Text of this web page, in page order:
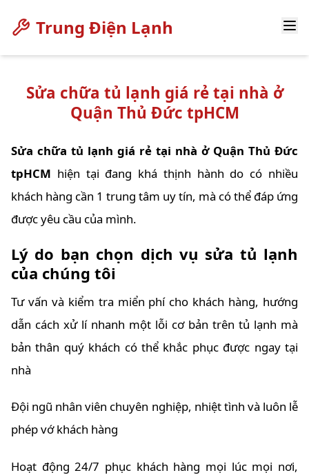
Trung Điện Lạnh
Sửa chữa tủ lạnh giá rẻ tại nhà ở
Quận Thủ Đức tpHCM
Sửa chữa tủ lạnh giá rẻ tại nhà ở Quận Thủ Đức
tpHCM hiện tại đang khá thịnh hành do có nhiều
khách hàng cần 1 trung tâm uy tín, mà có thể đáp ứng
được yêu cầu của mình.
Lý do bạn chọn dịch vụ sửa tủ lạnh
của chúng tôi
Tư vấn và kiểm tra miển phí cho khách hàng, hướng
dẫn cách xử lí nhanh một lỗi cơ bản trên tủ lạnh mà
bản thân quý khách có thể khắc phục được ngay tại
nhà
Đội ngũ nhân viên chuyên nghiệp, nhiệt tình và luôn lễ
phép vớ khách hàng
Hoạt động 24/7 phục khách hàng mọi lúc mọi nơi,